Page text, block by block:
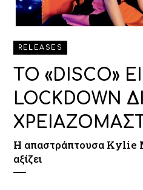
RELEASES
ΤΟ «DISCO»
LOCKDOWN
Η απαστράπτουσα Kylie
αξίζει